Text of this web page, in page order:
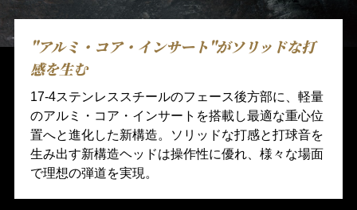
"アルミ・コア・インサート"がソリッドな打
感を生む
17-4ステンレススチールのフェース後方部に、軽量
のアルミ・コア・インサートを搭載し最適な重心位
置へと進化した新構造。ソリッドな打感と打球音を
生み出す新構造ヘッドは操作性に優れ、様々な場面
で理想の弾道を実現。